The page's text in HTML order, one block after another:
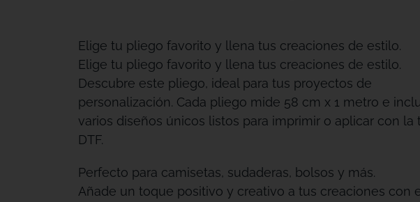
Elige tu pliego favorito y llena tus creaciones de estilo.
Elige tu pliego favorito y llena tus creaciones de estilo.
Descubre este pliego, ideal para tus proyectos de
personalización. Cada pliego mide 58 cm x 1 metro e
varios diseños únicos listos para imprimir o aplicar con la
DTF.
Perfecto para camisetas, sudaderas, bolsos y más.
Añade un toque positivo y creativo a tus creaciones con